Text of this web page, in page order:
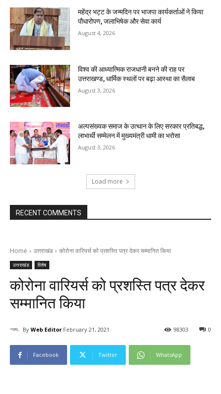
महेंद्र भट्ट के जन्मदिन पर भाजपा कार्यकर्ताओं ने किया
पौधारोपण, जलाभिषेक और सेवा कार्य
August 4, 2026
विश्व की आध्यात्मिक राजधानी बनने की राह पर
उत्तराखण्ड, धार्मिक स्थलों पर बढ़ा आस्था का सैलाब
August 3, 2026
अल्पसंख्यक समाज के उत्थान के लिए सरकार प्रतिबद्ध,
लाभार्थी सम्मेलन में मुख्यमंत्री धामी का भरोसा
August 3, 2026
Load more
RECENT COMMENTS